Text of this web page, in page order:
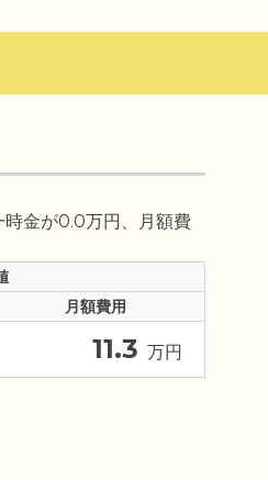
時金が0.0万円、月額費
月額費用
11.3 万円